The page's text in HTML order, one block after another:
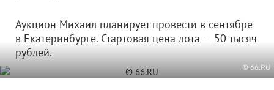
Аукцион Михаил планирует провести в сентябре
в Екатеринбурге. Стартовая цена лота — 50 тысяч
рублей.
© 66.RU